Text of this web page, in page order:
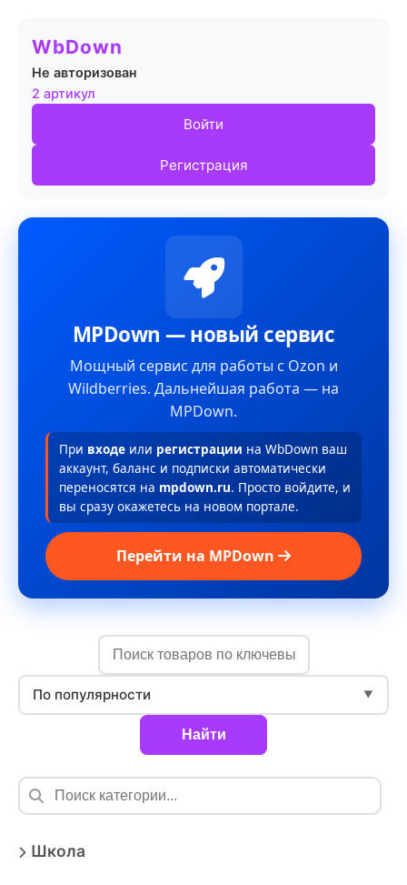
WbDown
Не авторизован
2 артикул
Войти
Регистрация
MPDown — новый сервис
Мощный сервис для работы с Ozon и
Wildberries. Дальнейшая работа — на
MPDown.
При входе или регистрации на WbDown ваш
аккаунт, баланс и подписки автоматически
переносятся на mpdown.ru. Просто войдите, и
вы сразу окажетесь на новом портале.
Перейти на MPDown
По популярности ▼
Найти
Школа